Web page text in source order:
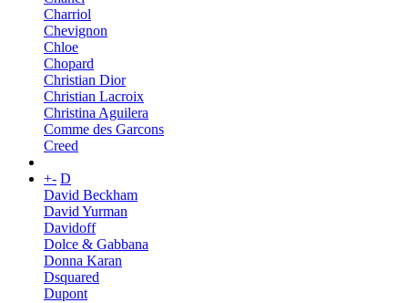
Charriol
Chevignon
Chloe
Chopard
Christian Dior
Christian Lacroix
Christina Aguilera
Comme des Garcons
Creed
+- D
David Beckham
David Yurman
Davidoff
Dolce & Gabbana
Donna Karan
Dsquared
Dupont